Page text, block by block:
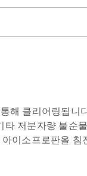
해 클리어링됩
저분자량 불
아이소프로판올